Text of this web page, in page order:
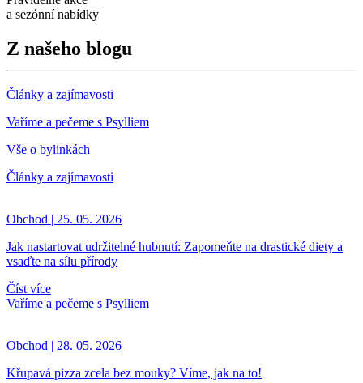
a sezónní nabídky
Z našeho blogu
Články a zajímavosti
Vaříme a pečeme s Psylliem
Vše o bylinkách
Články a zajímavosti
Obchod | 25. 05. 2026
Jak nastartovat udržitelné hubnutí: Zapomeňte na drastické diety a
vsaďte na sílu přírody
Číst více
Vaříme a pečeme s Psylliem
Obchod | 28. 05. 2026
Křupavá pizza zcela bez mouky? Víme, jak na to!